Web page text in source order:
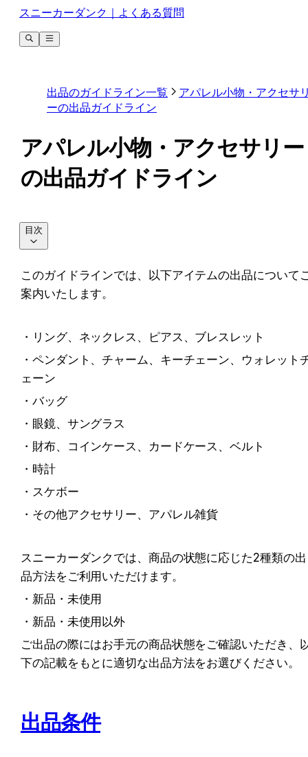
スニーカーダンク｜よくある質問
出品のガイドライン一覧
アパレル小物・アクセサ
ーの出品ガイドライン
アパレル小物・アクセサリー
の出品ガイドライン
このガイドラインでは、以下アイテムの出品について
案内いたします。
・リング、ネックレス、ピアス、ブレスレット
・ペンダント、チャーム、キーチェーン、ウォレット
ェーン
・バッグ
・眼鏡、サングラス
・財布、コインケース、カードケース、ベルト
・時計
・スケボー
・その他アクセサリー、アパレル雑貨
スニーカーダンクでは、商品の状態に応じた2種類の出
品方法をご利用いただけます。
・新品・未使用
・新品・未使用以外
ご出品の際にはお手元の商品状態をご確認いただき、
下の記載をもとに適切な出品方法をお選びください。
出品条件
目次